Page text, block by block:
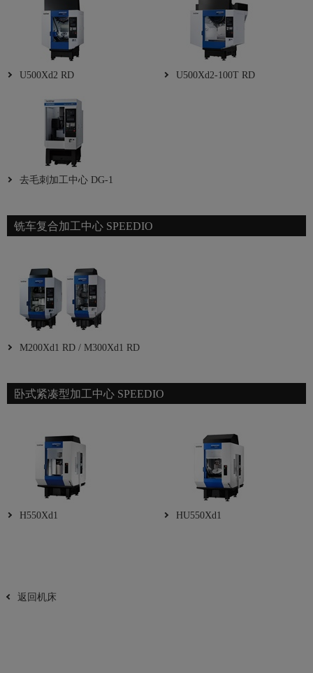
U500Xd2 RD U500Xd2-100T RD
去毛刺加工中心 DG-1
铣车复合加工中心 SPEEDIO
M200Xd1 RD / M300Xd1 RD
卧式紧凑型加工中心 SPEEDIO
H550Xd1 HU550Xd1
返回机床